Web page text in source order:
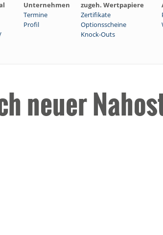
Unternehmen zugeh. Wertpapiere
Termine Zertifikate
Profil Optionsscheine
Knock-Outs
neuer